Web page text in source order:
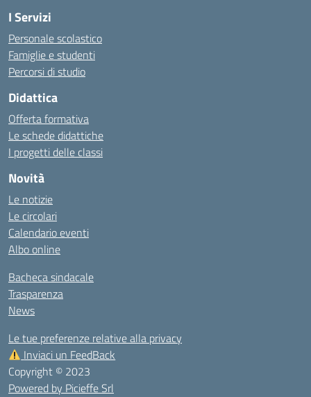
I Servizi
Personale scolastico
Famiglie e studenti
Percorsi di studio
Didattica
Offerta formativa
Le schede didattiche
I progetti delle classi
Novità
Le notizie
Le circolari
Calendario eventi
Albo online
Bacheca sindacale
Trasparenza
News
Le tue preferenze relative alla privacy
Inviaci un FeedBack
Copyright © 2023
Powered by Picieffe Srl